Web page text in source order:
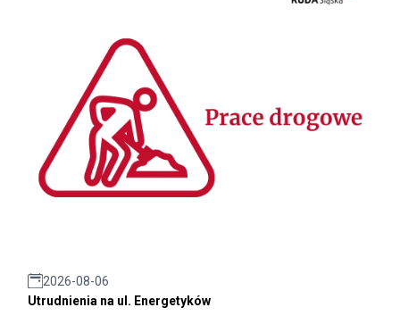
2026-08-06
Utrudnienia na ul. Energetyków